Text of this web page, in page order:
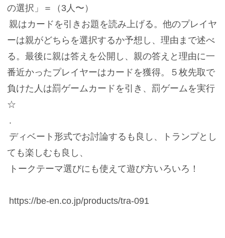
の選択」＝（3人〜）
親はカードを引きお題を読み上げる。他のプレイヤ
ーは親がどちらを選択するか予想し、理由まで述べ
る。最後に親は答えを公開し、親の答えと理由に一
番近かったプレイヤーはカードを獲得。５枚先取で
負けた人は罰ゲームカードを引き、罰ゲームを実行
☆
.
ディベート形式でお討論するも良し、トランプとし
ても楽しむも良し、
トークテーマ選びにも使えて遊び方いろいろ！
https://be-en.co.jp/products/tra-091